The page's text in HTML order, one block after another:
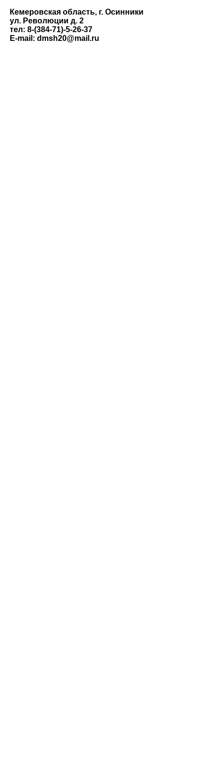
Кемеровская область, г. Осинники
ул. Революции д. 2
тел: 8-(384-71)-5-26-37
E-mail: dmsh20@mail.ru